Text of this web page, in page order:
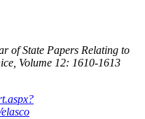
of State Papers Relating to
Volume 12: 1610-1613